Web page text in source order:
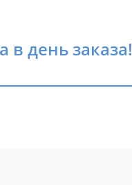
день заказа!